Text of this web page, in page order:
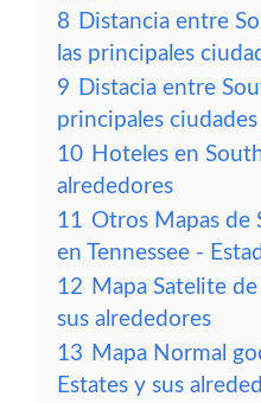
8 Distancia entre
las principales
9 Distacia entre
principales
10 Hoteles en
alrededores
11 Otros Mapas de
en Tennessee -
12 Mapa Satelite
sus alrededores
13 Mapa Normal
Estates y sus